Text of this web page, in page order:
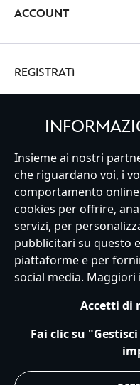
ACCOUNT
REGISTRATI
Italy
Servizio Clienti Termini
Normativa Europea sul
Informativa sulla privacy
Informativa sulla privacy UE
Gestisci le impostazioni dei
Insieme ai nostri
che riguardano voi, i
comportamento
cookies per offrire,
servizi, per
pubblicitari su questo
piattaforme e per
social media.
Accetti di
Fai clic su